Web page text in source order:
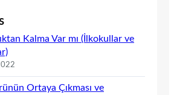
Kalma Var mı (İlkokullar ve
Ortaya Çıkması ve